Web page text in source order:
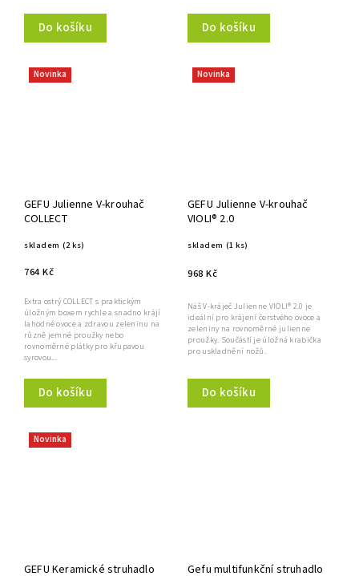
Do košíku Do košíku
Novinka
GEFU Julienne V-krouhač
COLLECT
skladem (2 ks)
764 Kč
Do košíku
Extra ostrý COLLECT s praktickým
úložným boxem rychle a snadno krájí
lahodné ovoce a zdravou zeleninu na
různě jemné proužky nebo
rovnoměrné plátky pro křupavou
syrovou...
Novinka
GEFU Julienne V-krouhač
VIOLI® 2.0
skladem (1 ks)
968 Kč
Do košíku
Náš V-kráječ Julienne VIOLI® 2.0 je
ideální pro krájení čerstvého ovoce a
zeleniny na rovnoměrné julienne
proužky. Součástí je úložná krabička
pro uskladnění nožů.
Novinka
GEFU Keramické struhadlo
Gefu multifunkční struhadlo